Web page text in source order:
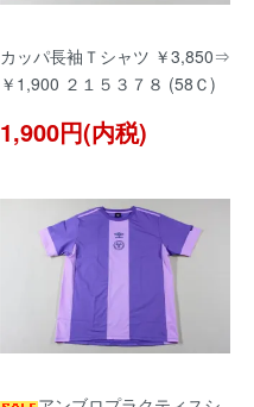
カッパ長袖Ｔシャツ ￥3,850⇒
￥1,900 ２１５３７８ (58Ｃ)
1,900円(内税)